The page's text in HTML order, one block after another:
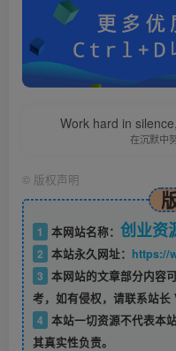
Work hard in
在沉默中
© 版权声明
1 本网站名称： 创业资
2 本站永久网址： https://
3 本网站的文章部分内容
考，如有侵权，请联系站长
4 本站一切资源不代表本
其真实性负责。